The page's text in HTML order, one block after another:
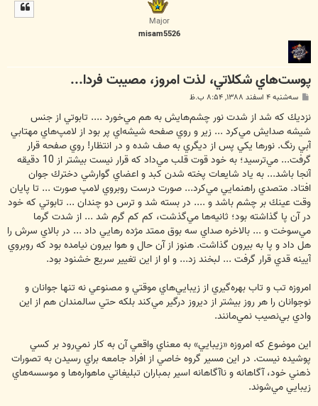
Major
misam5526
پوست‌هاي شكلاتي، لذت امروز، مصيبت فردا...
ت
سه‌شنبه ۴ اسفند ۱۳۸۸, ۸:۵۴ ب.ظ
نزديك كه شد از شدت نور چشم‌هايش به هم مي‌خورد .... تابوتي از جنس
شيشه صدايش مي‌كرد ... زير و روي صفحه‌ شيشه‌اي پر بود از لامپ‌هاي مهتابي
آبي رنگ. نورها يكي پس از ديگري به صف شده و در انتظار! روي صفحه قرار
گرفت... مي‌ترسيد؛ به خود قوت قلب مي‌داد كه قرار نيست بيشتر از 10 دقيقه
آنجا باشد... به ياد شايعات پخته شدن كبد و اعضاي گوارشي دخترك جوان
افتاد. متصدي راهنمايي مي‌كرد... صورت درست روبروي لامپ صورت ... تا پايان
وقت عينك بر چشم باشد و .... در بسته شد و ترس دو چندان ... تابوتي كه خود
در آن پا گذاشته بود؛ ثانيه‌ها مي‌گذشت، كم كم گرم شد ... از شدت گرما
مي‌سوخت و ... بالاخره صداي سه بوق ممتد مژده رهايي داد ... در بالاي سرش را
هل داد و پا به بيرون گذاشت. هنوز از آن حال و هوا بيرون نيامده بود كه روبروي
آيينه قدي قرار گرفت ... لبخند زد... و او از اين تغيير سريع خشنود بود.
امروزه تب و تاب بهره‌گيري از زيبايي‌هاي موقتي و مصنوعي نه تنها جوانان و
نوجوانان را هر روز بيشتر از ديروز درگير مي‌كند بلكه حتي سالمندان هم از اين
وادي بي‌نصيب نمي‌مانند.
اين موضوع كه امروزه «زيبايي» به معناي واقعي آن به كار نمي‌رود بر كسي
پوشيده نيست. در اين مسير گروه خاصي از افراد جامعه براي رسيدن به تصورات
ذهني خود، آگاهانه و ناآگاهانه اسير بمباران تبليغاتي ماهواره‌ها و موسسه‌هاي
زيبايي مي‌شوند.